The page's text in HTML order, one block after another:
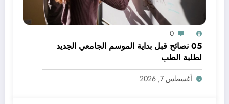
0
05 نصائح قبل بداية الموسم الجامعي الجديد
لطلبة الطب
أغسطس 7, 2026